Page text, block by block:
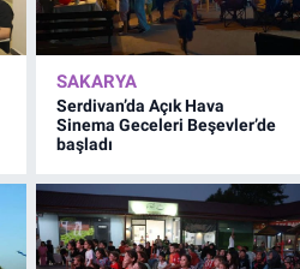
SAKARYA
Serdivan’da Açık Hava
Sinema Geceleri Beşevler’de
başladı